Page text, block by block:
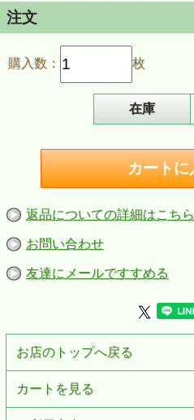
注文
購入数： 枚
在庫
返品についての詳細はこちら
お問い合わせ
友達にメールですすめる
お店のトップへ戻る
カートを見る